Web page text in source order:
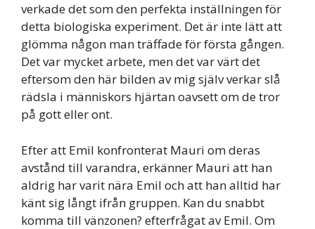
verkade det som den perfekta inställningen för
detta biologiska experiment. Det är inte lätt att
glömma någon man träffade för första gången.
Det var mycket arbete, men det var värt det
eftersom den här bilden av mig själv verkar slå
rädsla i människors hjärtan oavsett om de tror
på gott eller ont.
Efter att Emil konfronterat Mauri om deras
avstånd till varandra, erkänner Mauri att han
aldrig har varit nära Emil och att han alltid har
känt sig långt ifrån gruppen. Kan du snabbt
komma till vänzonen? efterfrågat av Emil. Om